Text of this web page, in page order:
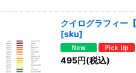
クイログラフィー
[sku]
495円(税込)